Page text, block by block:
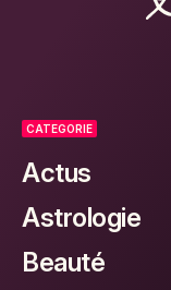
CATEGORIE
Actus
Astrologie
Beauté